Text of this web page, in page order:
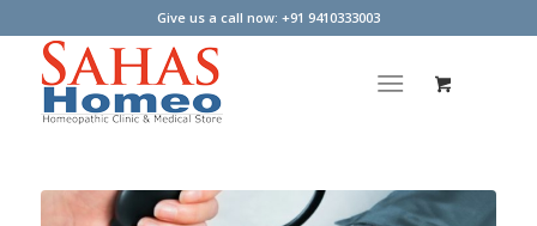
Give us a call now: +91 9410333003